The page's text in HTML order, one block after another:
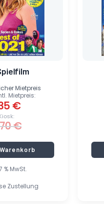
% MwSt.
Zustellung
€
Mietpreis:
€
Mietpreis